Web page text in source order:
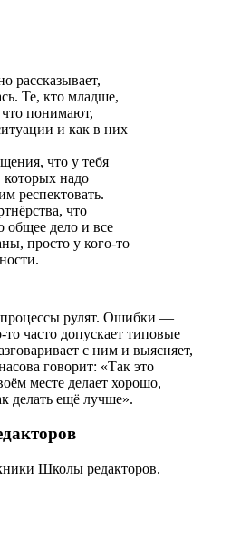
рассказывает,
Те, кто младше,
что понимают,
и как в них
что у тебя
которых надо
респектовать.
что
общее дело и все
просто у кого-то
рулят. Ошибки —
то часто допускает типовые
с ним и выясняет,
говорит: «Так это
месте делает хорошо,
делать ещё лучше».
Школы редакторов.